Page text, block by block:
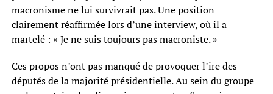
macronisme ne lui survivrait pas. Une position
clairement réaffirmée lors d’une interview, où il a
martelé : « Je ne suis toujours pas macroniste. »
Ces propos n’ont pas manqué de provoquer l’ire des
députés de la majorité présidentielle. Au sein du groupe